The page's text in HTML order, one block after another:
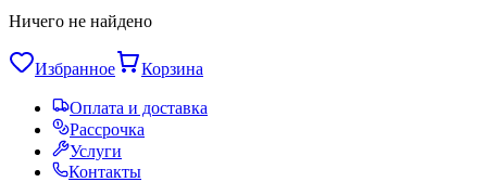
Ничего не найдено
Избранное Корзина
Оплата и доставка
Рассрочка
Услуги
Контакты